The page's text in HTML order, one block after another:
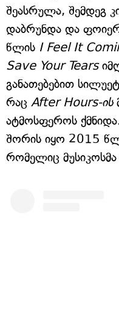
შეასრულა, შემდეგ
დაბრუნდა და
წლის I Feel It
Save Your Tears
განათებებით
რაც After Hours-ის
ატმოსფეროს
შორის იყო 2015
რომელიც